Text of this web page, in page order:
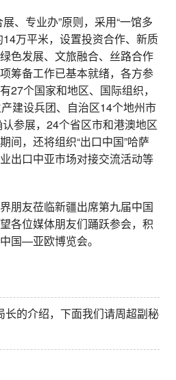
、专业办”原则，采用“一馆多
万平米，设置投资合作、新质
色发展、文旅融合、丝路合作
筹备工作已基本就绪，各方参
27个国家和地区、国际组织，
建设兵团、自治区14个地州市
参展，24个省区市和港澳地区
间，还将组织“出口中国”哈萨
出口中亚市场对接交流活动等
朋友莅临新疆出席第九届中国
各位媒体朋友们踊跃参会，积
国—亚欧博览会。
长的介绍，下面我们请周超副秘